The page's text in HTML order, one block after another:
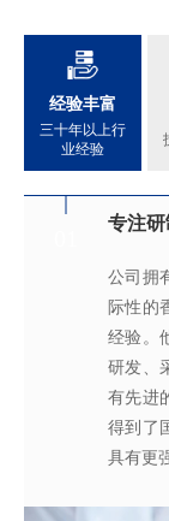
经验丰富
三十年以上行
业经验
专注
公司拥
际性的
经验。
研发、
有先进
得到了
具有更
满足
拥有独
为客户
完善的
从2005
2015质
系，为
真心
轩宇的
工程师
效地针
产品质